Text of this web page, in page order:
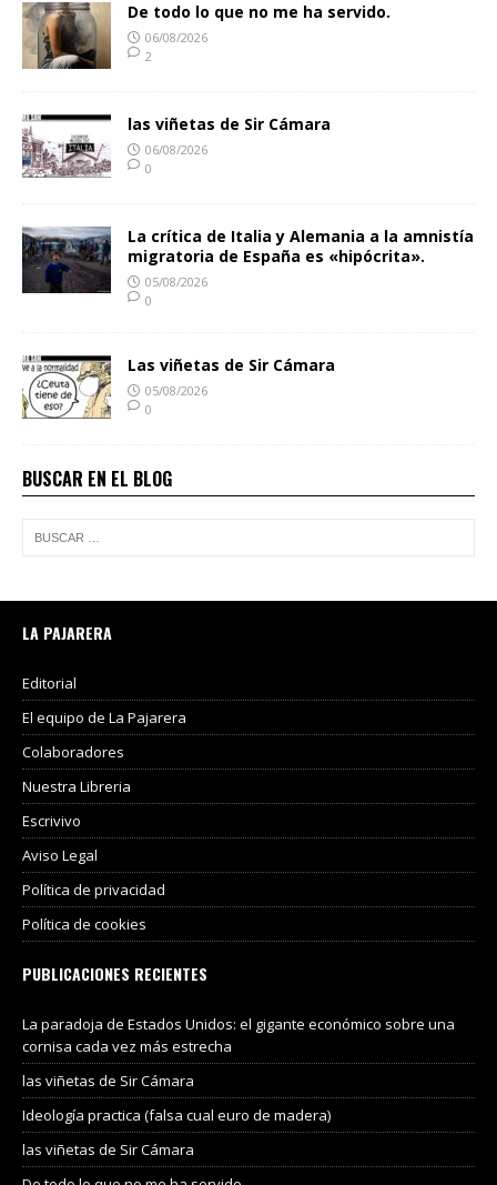
De todo lo que no me ha servido.
06/08/2026
2
las viñetas de Sir Cámara
06/08/2026
0
La crítica de Italia y Alemania a la amnistía
migratoria de España es «hipócrita».
05/08/2026
0
Las viñetas de Sir Cámara
05/08/2026
0
BUSCAR EN EL BLOG
LA PAJARERA
Editorial
El equipo de La Pajarera
Colaboradores
Nuestra Libreria
Escrivivo
Aviso Legal
Política de privacidad
Política de cookies
PUBLICACIONES RECIENTES
La paradoja de Estados Unidos: el gigante económico sobre una
cornisa cada vez más estrecha
las viñetas de Sir Cámara
Ideología practica (falsa cual euro de madera)
las viñetas de Sir Cámara